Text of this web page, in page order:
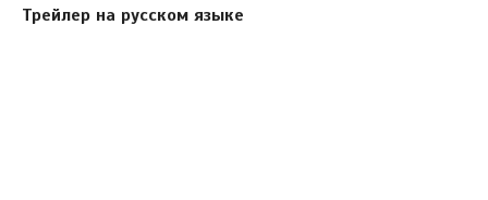
Трейлер на русском языке